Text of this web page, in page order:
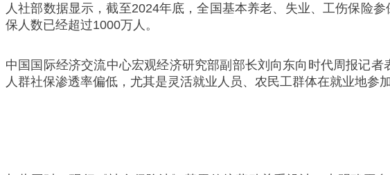
人社部数据显示，截至2024年底，全国基本养老、失业、工伤保险
保人数已经超过1000万人。
中国国际经济交流中心宏观经济研究部副部长刘向东向时代周报记
人群社保渗透率偏低，尤其是灵活就业人员、农民工群体在就业地参